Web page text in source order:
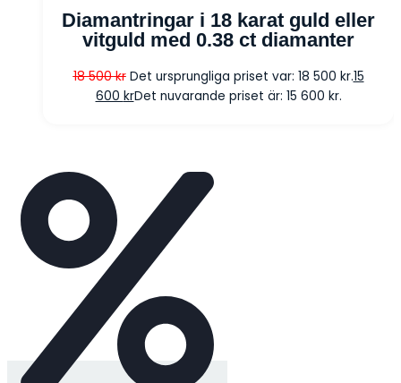
Diamantringar i 18 karat guld eller
vitguld med 0.38 ct diamanter
18 500kr Det ursprungliga priset var: 18 500 kr.15
600 krDet nuvarande priset är: 15 600 kr.